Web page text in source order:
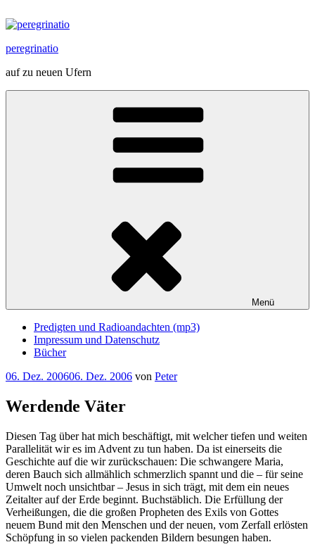
Inhalt
peregrinatio
auf zu neuen Ufern
Menü
Predigten und Radioandachten (mp3)
Impressum und Datenschutz
Bücher
Veröffentlicht
06. Dez. 200606. Dez. 2006 von Peter
Werdende Väter
Diesen Tag über hat mich beschäftigt, mit welcher tiefen und weiten
Parallelität wir es im Advent zu tun haben. Da ist einerseits die
Geschichte auf die wir zurückschauen: Die schwangere Maria,
deren Bauch sich allmählich schmerzlich spannt und die – für seine
Umwelt noch unsichtbar – Jesus in sich trägt, mit dem ein neues
Zeitalter auf der Erde beginnt. Buchstäblich. Die Erfüllung der
Verheißungen, die die großen Propheten des Exils von Gottes
neuem Bund mit den Menschen und der neuen, vom Zerfall erlösten
Schöpfung in so vielen packenden Bildern besungen haben.